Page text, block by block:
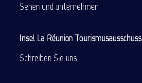
Sehen und unternehmen
Insel La Réunion Tourismusausschuss
Schreiben Sie uns